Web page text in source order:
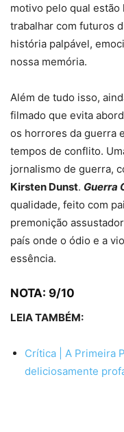
motivo pelo qual estão
trabalhar com futuros
história palpável,
nossa memória.
Além de tudo isso,
filmado que evita
os horrores da guerra
tempos de conflito.
jornalismo de guerra,
Kirsten Dunst. Guerra
qualidade, feito com
premonição
país onde o ódio e a
essência.
NOTA: 9/10
LEIA TAMBÉM:
Crítica | A Primeira
deliciosamente